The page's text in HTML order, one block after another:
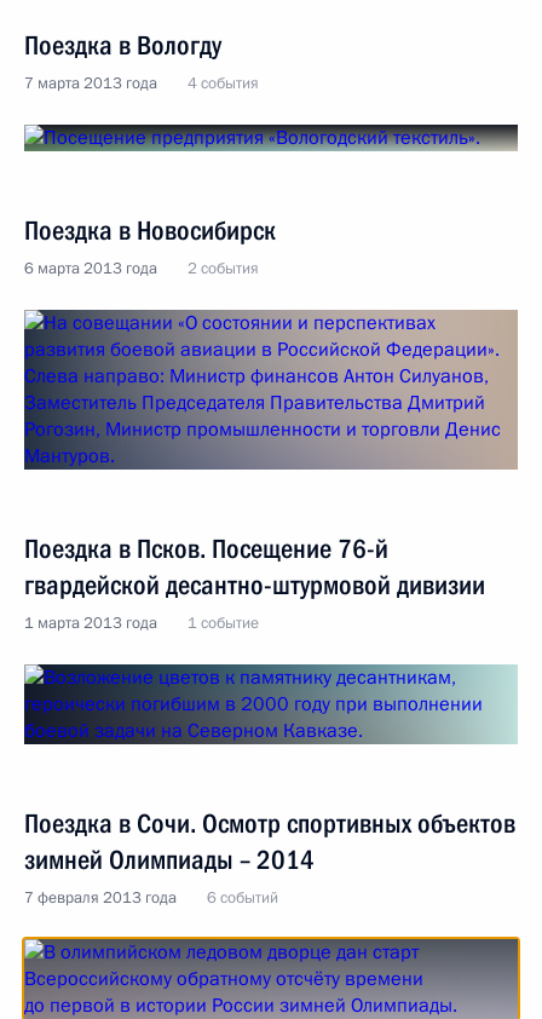
Поездка в Вологду
7 марта 2013 года 4 события
Поездка в Новосибирск
6 марта 2013 года 2 события
Поездка в Псков. Посещение 76-й
гвардейской десантно-штурмовой дивизии
1 марта 2013 года 1 событие
Поездка в Сочи. Осмотр спортивных объектов
зимней Олимпиады – 2014
7 февраля 2013 года 6 событий